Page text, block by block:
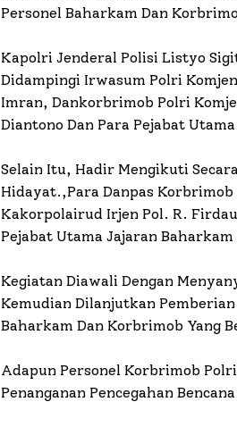
Personel Baharkam Dan
Kapolri Jenderal Polisi Listyo
Didampingi Irwasum Polri
Imran, Dankorbrimob Polri
Diantono Dan Para Pejabat
Selain Itu, Hadir Mengikuti
Hidayat.,Para Danpas
Kakorpolairud Irjen Pol. R.
Pejabat Utama Jajaran
Kegiatan Diawali Dengan
Kemudian Dilanjutkan
Baharkam Dan Korbrimob Yang
Adapun Personel Korbrimob
Penanganan Pencegahan